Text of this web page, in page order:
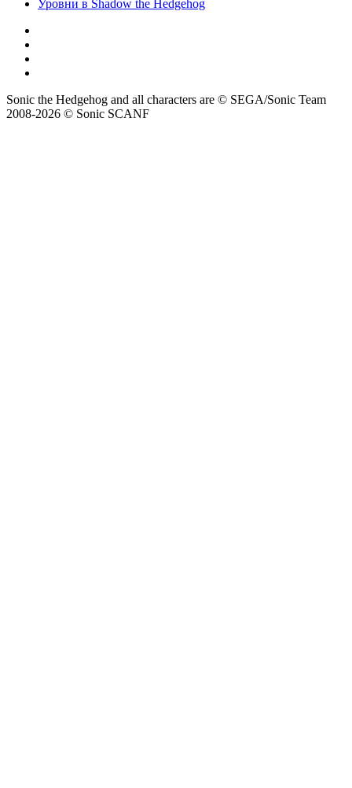
Уровни в Shadow the Hedgehog
Sonic the Hedgehog and all characters are © SEGA/Sonic Team
2008-2026 © Sonic SCANF